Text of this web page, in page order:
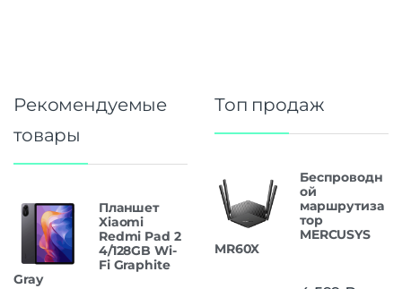
Рекомендуемые
товары
Планшет
Xiaomi
Redmi Pad 2
4/128GB Wi-
Fi Graphite
Gray
Топ продаж
Беспроводн
ой
маршрутиза
тор
MERCUSYS
MR60X